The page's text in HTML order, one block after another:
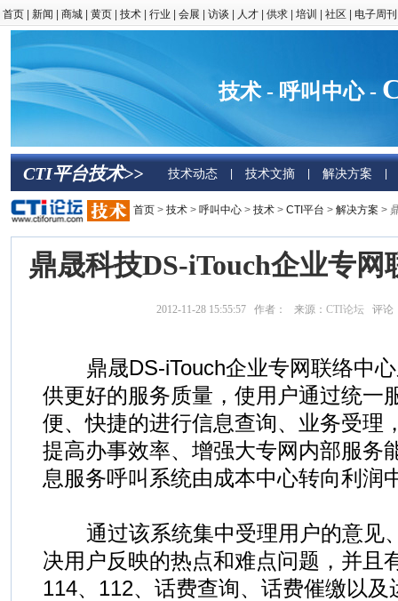
首页 新闻 商城 黄页 技术 行业 会展 访谈 人才 供求 培训 社区 电子周刊
技术 - 呼叫中心 -
CTI平台技术>> 技术动态 技术文摘 解决方案
首页 > 技术 > 呼叫中心 > 技术 > CTI平台 > 解决方案 >
鼎晟科技DS-iTouch企业专
2012-11-28 15:55:57 作者： 来源： CTI论坛 评论
鼎晟DS-iTouch企业专网联络中心
供更好的服务质量，使用户通过统一
便、快捷的进行信息查询、业务受理
提高办事效率、增强大专网内部服务
息服务呼叫系统由成本中心转向利润
通过该系统集中受理用户的意见
决用户反映的热点和难点问题，并且
114、112、话费查询、话费催缴以